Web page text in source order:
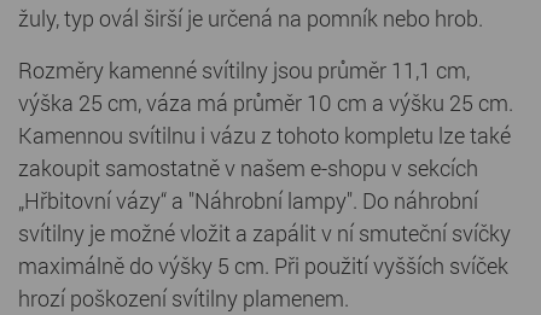
žuly, typ ovál širší je určená na pomník nebo hrob.
Rozměry kamenné svítilny jsou průměr 11,1 cm,
výška 25 cm, váza má průměr 10 cm a výšku 25 cm.
Kamennou svítilnu i vázu z tohoto kompletu lze také
zakoupit samostatně v našem e-shopu v sekcích
„Hřbitovní vázy“ a "Náhrobní lampy". Do náhrobní
svítilny je možné vložit a zapálit v ní smuteční svíčky
maximálně do výšky 5 cm. Při použití vyšších svíček
hrozí poškození svítilny plamenem.